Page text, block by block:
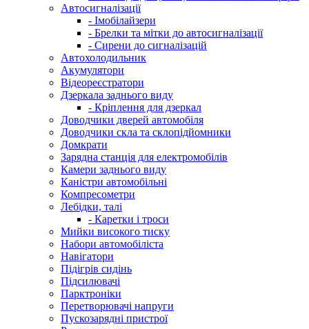
Автосигналізації
- Імобілайзери
- Брелки та мітки до автосигналізації
- Сирени до сигналізацій
Автохолодильник
Акумулятори
Відеореєстратори
Дзеркала заднього виду
- Кріплення для дзеркал
Доводчики дверей автомобіля
Доводчики скла та склопідйомники
Домкрати
Зарядна станція для електромобілів
Камери заднього виду
Каністри автомобільні
Компресометри
Лебідки, талі
- Каретки і троси
Мийки високого тиску
Набори автомобіліста
Навігатори
Підігрів сидінь
Підсилювачі
Парктроніки
Перетворювачі напруги
Пускозарядні пристрої